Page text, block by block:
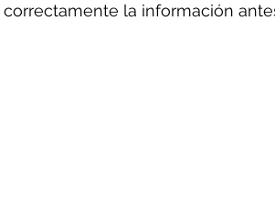
correctamente la información